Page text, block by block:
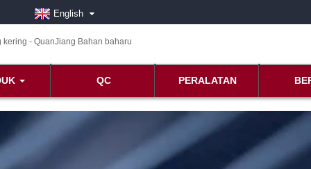
English
QC PERALATAN